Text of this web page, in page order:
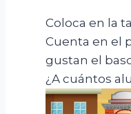
Coloca en la
Cuenta en el
gustan el
¿A cuántos